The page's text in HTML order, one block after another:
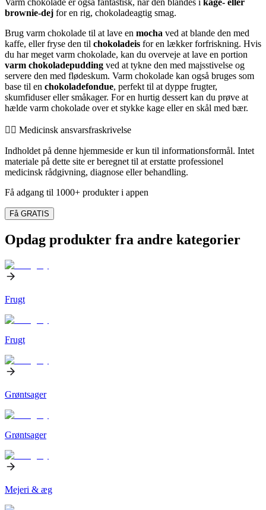
brownie-dej for en rig, chokoladeagtig smag.
Brug varm chokolade til at lave en mocha ved at blande den med
kaffe, eller fryse den til chokoladeis for en lækker forfriskning. Hvis
du har meget varm chokolade, kan du overveje at lave en portion
varm chokoladepudding ved at tykne den med majsstivelse og
servere den med flødeskum. Varm chokolade kan også bruges som
base til en chokoladefondue, perfekt til at dyppe frugter,
skumfiduser eller småkager. For en hurtig dessert kan du prøve at
hælde varm chokolade over et stykke kage eller en skål med bær.
👨‍⚕️️ Medicinsk ansvarsfraskrivelse
Indholdet på denne hjemmeside er kun til informationsformål. Intet
materiale på dette site er beregnet til at erstatte professionel
medicinsk rådgivning, diagnose eller behandling.
Få adgang til 1000+ produkter i appen
Få GRATIS
Opdag produkter fra andre kategorier
Frugt
Frugt
Grøntsager
Grøntsager
Mejeri & æg